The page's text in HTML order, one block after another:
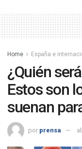
Home España e
¿Quién
Estos son
suenan
por prensa